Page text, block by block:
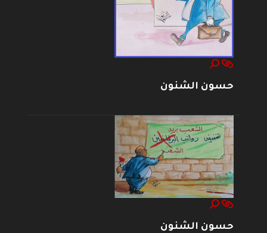
حسون الشنون
حسون الشنون